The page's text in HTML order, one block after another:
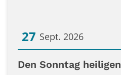
27 Sept. 2026
Datum: 27. September
Den Sonntag